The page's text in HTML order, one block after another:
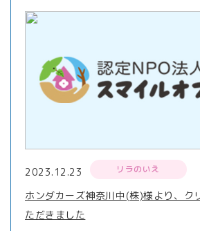
2023.12.23 リラのいえ
ホンダカーズ神奈川中(株)様より、ク
ただきました